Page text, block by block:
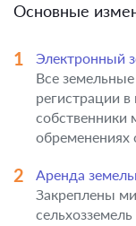
Основные
Электронный
Все
регистрации
собственники
обременениях
Аренда
Закреплены